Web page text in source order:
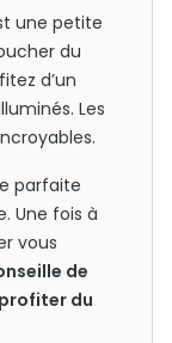
une petite
du
d’un
Les
parfaite
Une fois à
vous
de
du